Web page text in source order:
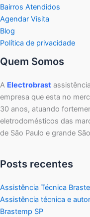
Bairros Atendidos
Agendar Visita
Blog
Política de privacidade
Quem Somos
A Electrobrast
empresa que esta no
30 anos, atuando
eletrodomésticos das
de São Paulo e grande
Posts recentes
Assistência Técnica
Assistência técnica e
Brastemp SP